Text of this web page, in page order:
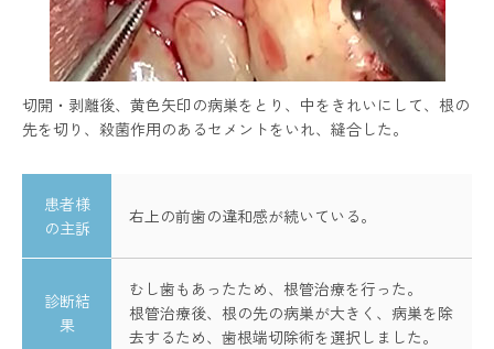
切開・剥離後、黄色矢印の病巣をとり、中をきれいにして、根の
先を切り、殺菌作用のあるセメントをいれ、縫合した。
患者様
の主訴
右上の前歯の違和感が続いている。
診断結
果
むし歯もあったため、根管治療を行った。
根管治療後、根の先の病巣が大きく、病巣を除
去するため、歯根端切除術を選択しました。